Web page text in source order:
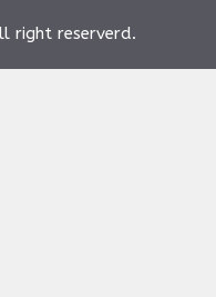
right reserverd.